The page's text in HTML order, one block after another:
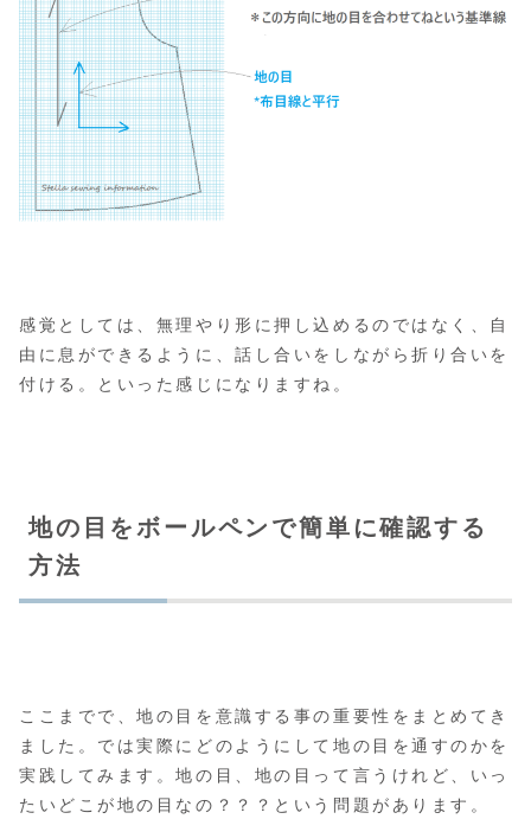
感覚としては、無理やり形に押し込めるのではなく、自
由に息ができるように、話し合いをしながら折り合いを
付ける。といった感じになりますね。
地の目をボールペンで簡単に確認する
方法
ここまでで、地の目を意識する事の重要性をまとめてき
ました。では実際にどのようにして地の目を通すのかを
実践してみます。地の目、地の目って言うけれど、いっ
たいどこが地の目なの？？？という問題があります。